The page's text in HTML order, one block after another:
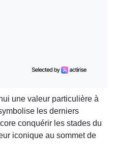
une valeur particulière à
les derniers
conquérir les stades du
iconique au sommet de